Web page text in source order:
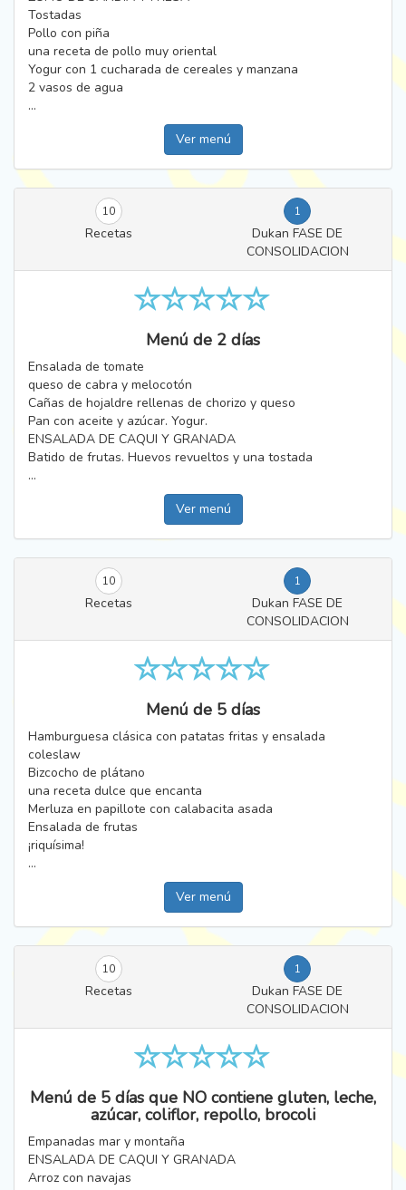
Tostadas
Pollo con piña
una receta de pollo muy oriental
Yogur con 1 cucharada de cereales y manzana
2 vasos de agua
...
Ver menú
10 1
Recetas
Dukan FASE DE
CONSOLIDACION
Menú de 2 días
Ensalada de tomate
queso de cabra y melocotón
Cañas de hojaldre rellenas de chorizo y queso
Pan con aceite y azúcar. Yogur.
ENSALADA DE CAQUI Y GRANADA
Batido de frutas. Huevos revueltos y una tostada
...
Ver menú
10 1
Recetas
Dukan FASE DE
CONSOLIDACION
Menú de 5 días
Hamburguesa clásica con patatas fritas y ensalada
coleslaw
Bizcocho de plátano
una receta dulce que encanta
Merluza en papillote con calabacita asada
Ensalada de frutas
¡riquísima!
...
Ver menú
10 1
Recetas
Dukan FASE DE
CONSOLIDACION
Menú de 5 días que NO contiene gluten, leche,
azúcar, coliflor, repollo, brocoli
Empanadas mar y montaña
ENSALADA DE CAQUI Y GRANADA
Arroz con navajas